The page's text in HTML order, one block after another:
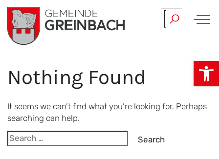
Skip
Mülltermine…
Nothing Found
It seems we can’t find what you’re looking for. Perhaps
searching can help.
Search